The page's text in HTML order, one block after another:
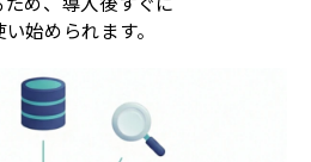
始められます。